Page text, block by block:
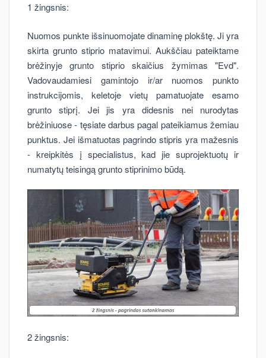
1 žingsnis:
Nuomos punkte išsinuomojate dinaminę plokštę. Ji yra
skirta grunto stiprio matavimui. Aukščiau pateiktame
brėžinyje grunto stiprio skaičius žymimas "Evd".
Vadovaudamiesi gamintojo ir/ar nuomos punkto
instrukcijomis, keletoje vietų pamatuojate esamo
grunto stiprį. Jei jis yra didesnis nei nurodytas
brėžiniuose - tęsiate darbus pagal pateikiamus žemiau
punktus. Jei išmatuotas pagrindo stipris yra mažesnis
- kreipkitės į specialistus, kad jie suprojektuotų ir
numatytų teisingą grunto stiprinimo būdą.
2 žingsnis: